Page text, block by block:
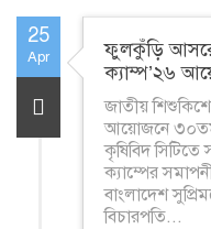
25
Apr
ফুলকুঁড়ি
ক্যাম্প’২৬
জাতীয়
আয়োজনে
কৃষিবিদ সিটিতে
ক্যাম্পের
বাংলাদেশ
বিচারপতি...